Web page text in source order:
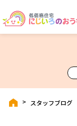
スタッフブログ